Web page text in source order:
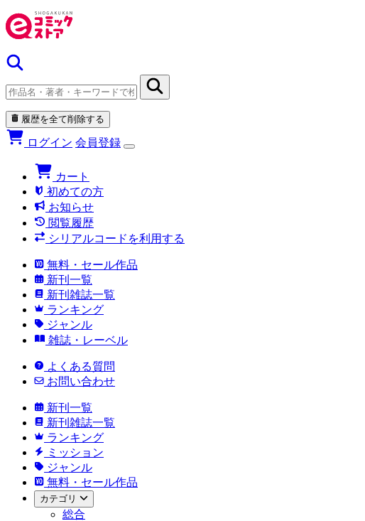
履歴を全て削除する
ログイン 会員登録
カート
初めての方
お知らせ
閲覧履歴
シリアルコードを利用する
無料・セール作品
新刊一覧
新刊雑誌一覧
ランキング
ジャンル
雑誌・レーベル
よくある質問
お問い合わせ
新刊一覧
新刊雑誌一覧
ランキング
ミッション
ジャンル
無料・セール作品
カテゴリ
総合